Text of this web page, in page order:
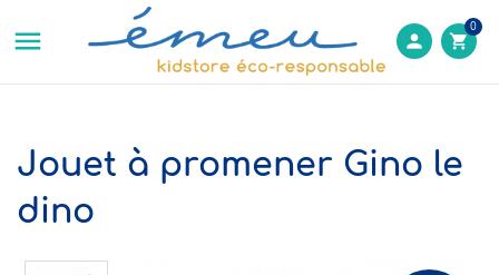
 person shopping_cart
0
Jouet à promener Gino le
dino